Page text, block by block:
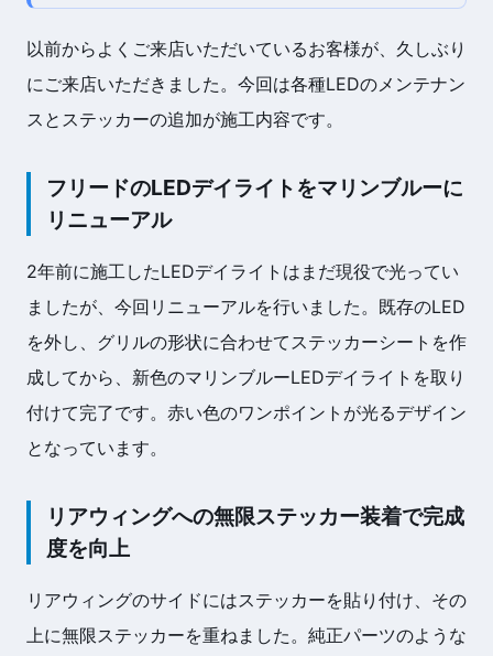
以前からよくご来店いただいているお客様が、久しぶり
にご来店いただきました。今回は各種LEDのメンテナン
スとステッカーの追加が施工内容です。
フリードのLEDデイライトをマリンブルーに
リニューアル
2年前に施工したLEDデイライトはまだ現役で光ってい
ましたが、今回リニューアルを行いました。既存のLED
を外し、グリルの形状に合わせてステッカーシートを作
成してから、新色のマリンブルーLEDデイライトを取り
付けて完了です。赤い色のワンポイントが光るデザイン
となっています。
リアウィングへの無限ステッカー装着で完成
度を向上
リアウィングのサイドにはステッカーを貼り付け、その
上に無限ステッカーを重ねました。純正パーツのような